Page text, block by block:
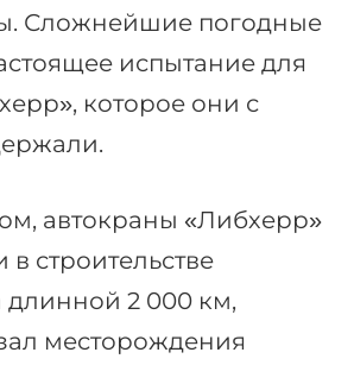
Сложнейшие погодные
испытание для
которое они с
автокраны «Либхерр»
в строительстве
длинной 2 000 км,
месторождения